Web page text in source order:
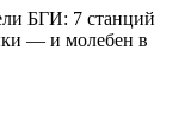
БГИ: 7 станций
— и молебен в